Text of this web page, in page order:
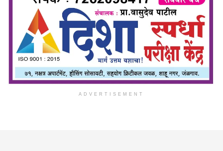
ADVERTISEMENT